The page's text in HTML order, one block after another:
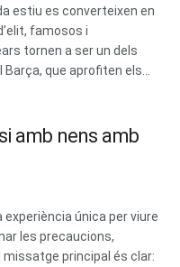
estiu es converteixen en
famosos i
tornen a ser un dels
que aprofiten els...
amb nens amb
experiència única per viure
les precaucions,
principal és clar: